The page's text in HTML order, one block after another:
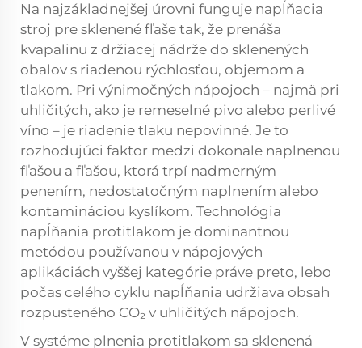
Na najzákladnejšej úrovni funguje napĺňacia
stroj pre sklenené fľaše tak, že prenáša
kvapalinu z držiacej nádrže do sklenených
obalov s riadenou rýchlosťou, objemom a
tlakom. Pri výnimočných nápojoch – najmä pri
uhličitých, ako je remeselné pivo alebo perlivé
víno – je riadenie tlaku nepovinné. Je to
rozhodujúci faktor medzi dokonale naplnenou
fľašou a fľašou, ktorá trpí nadmerným
penením, nedostatočným naplnením alebo
kontamináciou kyslíkom. Technológia
napĺňania protitlakom je dominantnou
metódou používanou v nápojových
aplikáciách vyššej kategórie práve preto, lebo
počas celého cyklu napĺňania udržiava obsah
rozpusteného CO₂ v uhličitých nápojoch.
V systéme plnenia protitlakom sa sklenená